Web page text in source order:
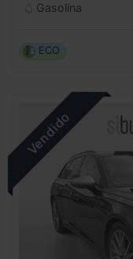
Gasolina
ECO